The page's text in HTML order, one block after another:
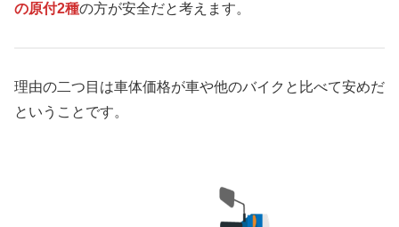
の原付2種の方が安全だと考えます。
理由の二つ目は車体価格が車や他のバイクと比べて安めだ
ということです。